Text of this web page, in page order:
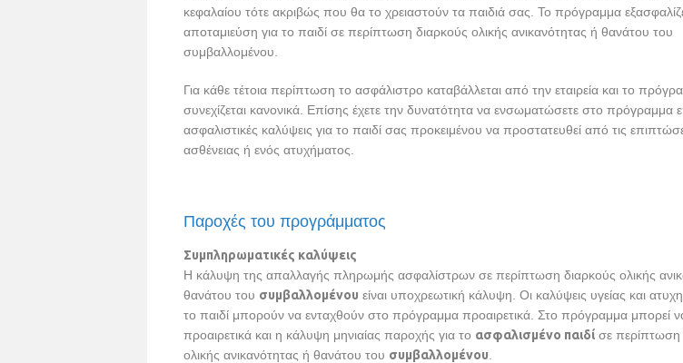
κεφαλαίου τότε ακριβώς που θα το χρειαστούν τα παιδιά σας. Το πρόγραμμα
αποταμιεύση για το παιδί σε περίπτωση διαρκούς ολικής ανικανότητας ή θανάτου του
συμβαλλομένου.
Για κάθε τέτοια περίπτωση το ασφάλιστρο καταβάλλεται από την εταιρεία και το
συνεχίζεται κανονικά. Επίσης έχετε την δυνατότητα να ενσωματώσετε στο πρόγραμμα
ασφαλιστικές καλύψεις για το παιδί σας προκειμένου να προστατευθεί από τις
ασθένειας ή ενός ατυχήματος.
Παροχές του προγράμματος
Συμπληρωματικές καλύψεις
Η κάλυψη της απαλλαγής πληρωμής ασφαλίστρων σε περίπτωση διαρκούς ολικής
θανάτου του συμβαλλομένου είναι υποχρεωτική κάλυψη. Οι καλύψεις υγείας και
το παιδί μπορούν να ενταχθούν στο πρόγραμμα προαιρετικά. Στο πρόγραμμα μπορεί
προαιρετικά και η κάλυψη μηνιαίας παροχής για το ασφαλισμένο παιδί σε περίπτωση
ολικής ανικανότητας ή θανάτου του συμβαλλομένου